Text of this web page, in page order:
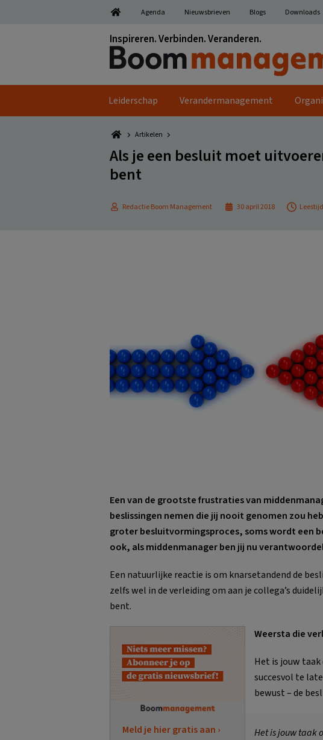
Agenda Nieuwsbrieven Blogs Downloads
Inspireren. Verbinden. Veranderen.
Leiderschap Verandermanagement
Artikelen
Als je een besluit moet
bent
Redactie Boom Management 30 april 2018
Een van de grootste frustraties van
beslissingen nemen die jij nooit genomen zou
groter besluitvormingsproces, soms wordt een
ook, als middenmanager ben jij nu
Een natuurlijke reactie is om knarsetandend de
zelfs wel in de verleiding om aan je collega’s
bent.
Meld je hier gratis aan ›
Weersta die
Het is jouw
succesvol te
bewust – de
Het is jouw taak